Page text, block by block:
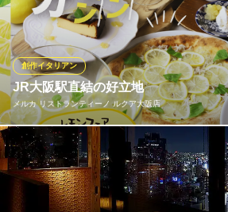
用意しています。人気の窓際席を確約で
ときをお過ごしいただけます。お肉・お魚
ースと、お肉のみのコースもございます
もにロマンチックなディナーをお楽しみく
スカイラウンジ スターダスト（Sky
大阪梅田絶景ダイニング
ＪＲ大阪駅 徒歩7分
大阪府大阪市北区大淀中1-1-88 梅田スカイビルタワー
JR大阪駅直結の好立地
メルカ リストランティーノ ルクア大阪店
創作イタリアン
ルクア地下2階、駅から直結で雨の日のア
ざいます◎大阪駅からなら、なんと徒歩1
実しており、お買い物中の休憩にも気軽
す。お越しくださるお客様が“ホッと寛げ